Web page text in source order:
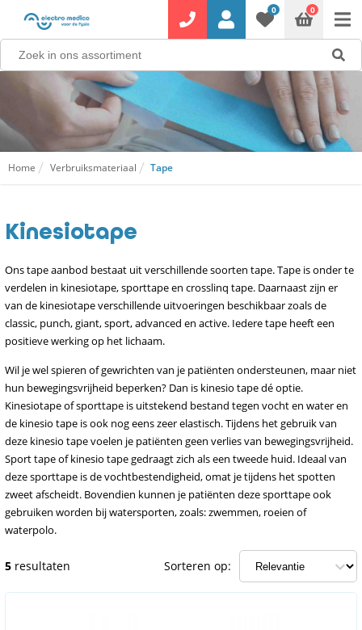
0 0
Home Verbruiksmateriaal Tape
Kinesiotape
Ons tape aanbod bestaat uit verschillende soorten tape. Tape is onder te
verdelen in kinesiotape, sporttape en crosslinq tape. Daarnaast zijn er
van de kinesiotape verschillende uitvoeringen beschikbaar zoals de
classic, punch, giant, sport, advanced en active. Iedere tape heeft een
positieve werking op het lichaam.
Wil je wel spieren of gewrichten van je patiënten ondersteunen, maar niet
hun bewegingsvrijheid beperken? Dan is kinesio tape dé optie.
Kinesiotape of sporttape is uitstekend bestand tegen vocht en water en
de kinesio tape is ook nog eens zeer elastisch. Tijdens het gebruik van
deze kinesio tape voelen je patiënten geen verlies van bewegingsvrijheid.
Sport tape of kinesio tape gedraagt zich als een tweede huid. Ideaal van
deze sporttape is de vochtbestendigheid, omat je tijdens het spotten
zweet afscheidt. Bovendien kunnen je patiënten deze sporttape ook
gebruiken worden bij watersporten, zoals: zwemmen, roeien of
waterpolo.
5 resultaten Sorteren op: